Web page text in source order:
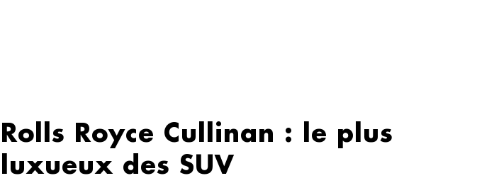
Rolls Royce Cullinan : le plus
luxueux des SUV